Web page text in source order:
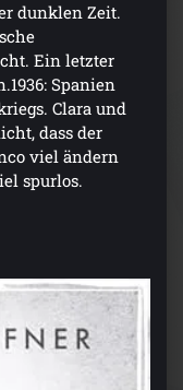
dunklen Zeit.
Ein letzter
Spanien
Clara und
dass der
viel ändern
spurlos.